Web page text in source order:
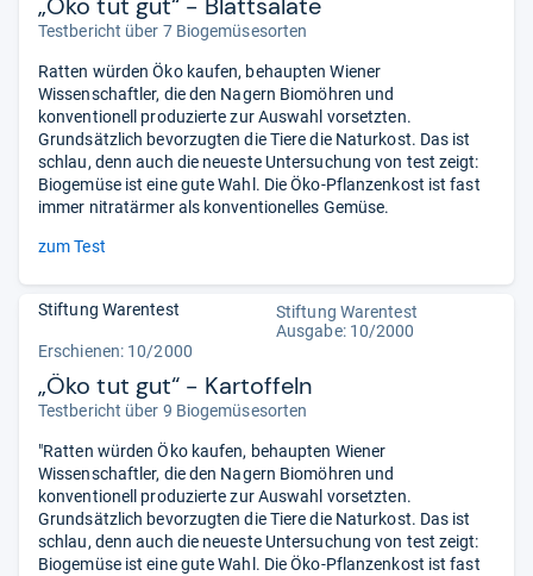
Testbericht über 7 Biogemüsesorten
Ratten würden Öko kaufen, behaupten Wiener
Wissenschaftler, die den Nagern Biomöhren und
konventionell produzierte zur Auswahl vorsetzten.
Grundsätzlich bevorzugten die Tiere die Naturkost. Das ist
schlau, denn auch die neueste Untersuchung von test zeigt:
Biogemüse ist eine gute Wahl. Die Öko-Pflanzenkost ist fast
immer nitratärmer als konventionelles Gemüse.
zum Test
Stiftung Warentest
Stiftung Warentest
Ausgabe: 10/2000
Erschienen: 10/2000
„Öko tut gut“ - Kartoffeln
Testbericht über 9 Biogemüsesorten
"Ratten würden Öko kaufen, behaupten Wiener
Wissenschaftler, die den Nagern Biomöhren und
konventionell produzierte zur Auswahl vorsetzten.
Grundsätzlich bevorzugten die Tiere die Naturkost. Das ist
schlau, denn auch die neueste Untersuchung von test zeigt:
Biogemüse ist eine gute Wahl. Die Öko-Pflanzenkost ist fast